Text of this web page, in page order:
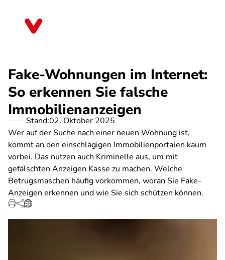
Fake-Wohnungen im Internet:
So erkennen Sie falsche
Immobilienanzeigen
Stand:02. Oktober 2025
Wer auf der Suche nach einer neuen Wohnung ist,
kommt an den einschlägigen Immobilienportalen kaum
vorbei. Das nutzen auch Kriminelle aus, um mit
gefälschten Anzeigen Kasse zu machen. Welche
Betrugsmaschen häufig vorkommen, woran Sie Fake-
Anzeigen erkennen und wie Sie sich schützen können.